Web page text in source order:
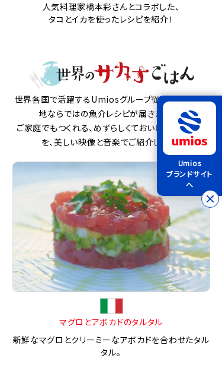
人気料理家橋本彩さんとコラボした、
タコとイカを使ったレシピを紹介！
世界各国で活躍するUmiosグループ従業員から、現
地ならではの魚介レシピが届きました。
ご家庭でもつくれる、めずらしくておいしい魚介料理
を、美しい映像と音楽でご紹介します。
マグロとアボカドのタルタル
新鮮なマグロとクリーミーなアボカドを合わせたタル
タル。
Umios
ブランドサイト
へ